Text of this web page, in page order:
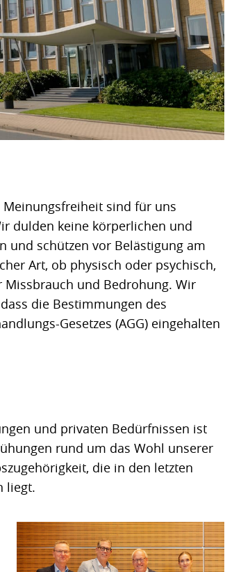
sind für uns
dulden keine körperlichen und
und schützen vor Belästigung am
Art, ob physisch oder psychisch,
Missbrauch und Bedrohung. Wir
die Bestimmungen des
Gesetzes (AGG) eingehalten
und privaten Bedürfnissen ist
rund um das Wohl unserer
die in den letzten
liegt.